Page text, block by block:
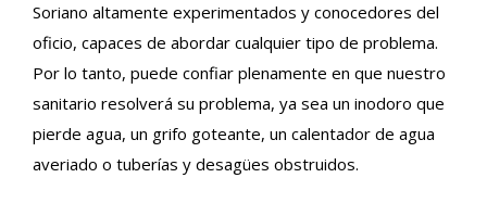
Soriano altamente experimentados y conocedores del
oficio, capaces de abordar cualquier tipo de problema.
Por lo tanto, puede confiar plenamente en que nuestro
sanitario resolverá su problema, ya sea un inodoro que
pierde agua, un grifo goteante, un calentador de agua
averiado o tuberías y desagües obstruidos.